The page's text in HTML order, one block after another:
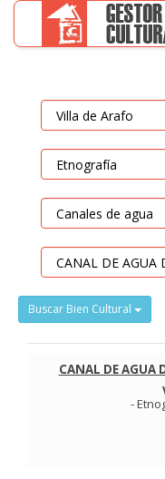
Buscar Bien Cultural
CANAL DE AGUA
-